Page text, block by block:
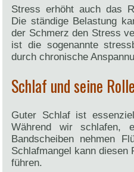
Stress erhöht auch das
Die ständige Belastung
der Schmerz den Stress
ist die sogenannte
durch chronische
Schlaf und seine
Guter Schlaf ist
Während wir schlafen,
Bandscheiben nehmen
Schlafmangel kann
führen.